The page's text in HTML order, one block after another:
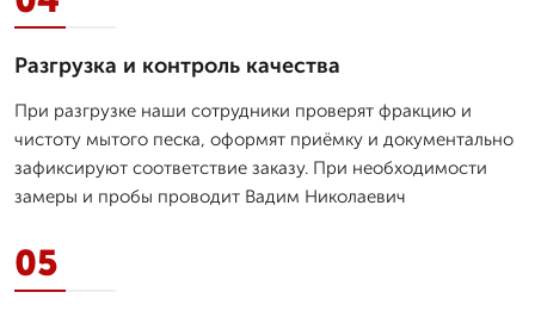
Разгрузка и контроль качества
При разгрузке наши сотрудники проверят фракцию и
чистоту мытого песка, оформят приёмку и документально
зафиксируют соответствие заказу. При необходимости
замеры и пробы проводит Вадим Николаевич
05